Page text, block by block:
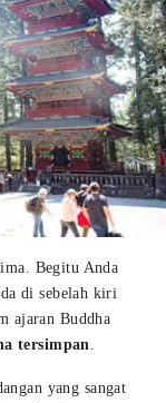
Begitu Anda
di sebelah kiri
ajaran Buddha
tersimpan
yang sangat